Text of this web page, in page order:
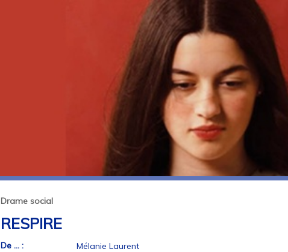
Drame social
RESPIRE
De ... :
Mélanie Laurent